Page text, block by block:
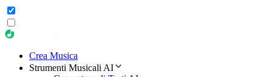
Crea Musica
Strumenti Musicali AI